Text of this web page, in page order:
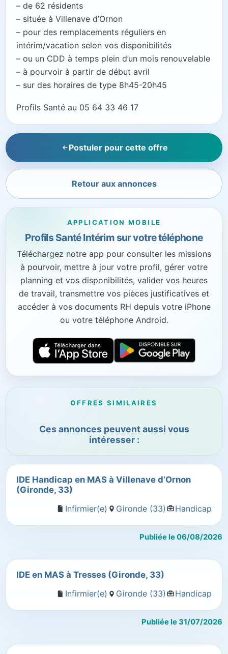
– de 62 résidents
– située à Villenave d’Ornon
– pour des remplacements réguliers en
intérim/vacation selon vos disponibilités
– ou un CDD à temps plein d’un mois renouvelable
– à pourvoir à partir de début avril
– sur des horaires de type 8h45-20h45
Profils Santé au 05 64 33 46 17
Postuler pour cette offre
Retour aux annonces
APPLICATION MOBILE
Profils Santé Intérim sur votre téléphone
Téléchargez notre app pour consulter les missions
à pourvoir, mettre à jour votre profil, gérer votre
planning et vos disponibilités, valider vos heures
de travail, transmettre vos pièces justificatives et
accéder à vos documents RH depuis votre iPhone
ou votre téléphone Android.
OFFRES SIMILAIRES
Ces annonces peuvent aussi vous
intéresser :
IDE Handicap en MAS à Villenave d’Ornon
(Gironde, 33)
Infirmier(e)
Gironde (33) Handicap
Publiée le 06/08/2026
IDE en MAS à Tresses (Gironde, 33)
Infirmier(e)
Gironde (33) Handicap
Publiée le 31/07/2026